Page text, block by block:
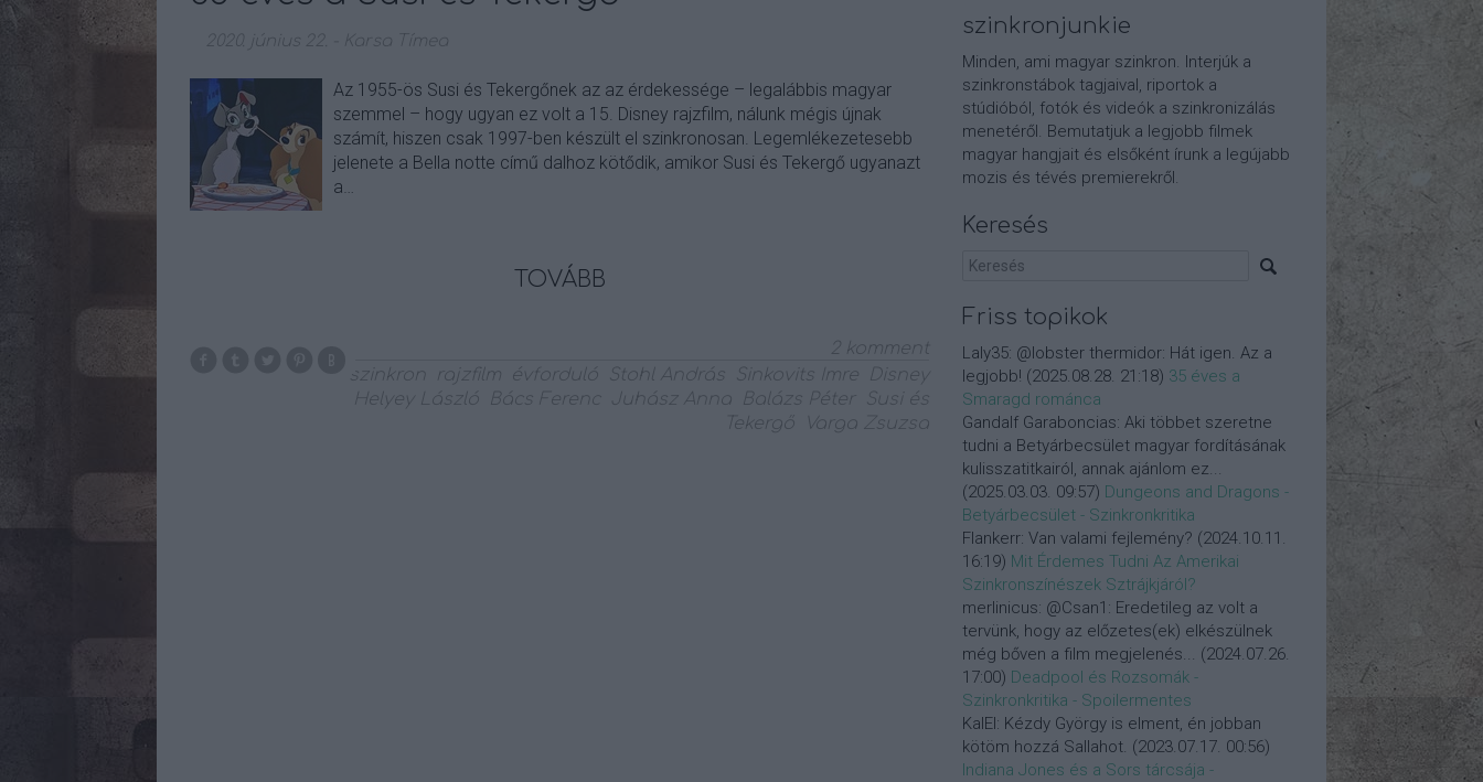
2020. június 22. Karsa Tímea
Az 1955-ös Susi és Tekergőnek az az érdekessége – legalábbis magyar
szemmel – hogy ugyan ez volt a 15. Disney rajzfilm, nálunk mégis újnak
számít, hiszen csak 1997-ben készült el szinkronosan. Legemlékezetesebb
jelenete a Bella notte című dalhoz kötődik, amikor Susi és Tekergő ugyanazt
a…
TOVÁBB
2 komment
szinkron
rajzfilm évforduló Stohl András Sinkovits Imre
Disney
Helyey László
Bács Ferenc Juhász Anna Balázs Péter
Susi és
Tekergő
Varga Zsuzsa
szinkronjunkie
Minden, ami magyar szinkron. Interjúk a
szinkronstábok tagjaival, riportok a
stúdióból, fotók és videók a szinkronizálás
menetéről. Bemutatjuk a legjobb filmek
magyar hangjait és elsőként írunk a legújabb
mozis és tévés premierekről.
Keresés
Friss topikok
Laly35: @lobster thermidor: Hát igen. Az a
legjobb! (2025.08.28. 21:18) 35 éves a
Smaragd románca
Gandalf Garaboncias: Aki többet szeretne
tudni a Betyárbecsület magyar fordításának
kulisszatitkairól, annak ajánlom ez...
(2025.03.03. 09:57) Dungeons and Dragons -
Betyárbecsület - Szinkronkritika
Flankerr: Van valami fejlemény? (2024.10.11.
16:19) Mit Érdemes Tudni Az Amerikai
Szinkronszínészek Sztrájkjáról?
merlinicus: @Csan1: Eredetileg az volt a
tervünk, hogy az előzetes(ek) elkészülnek
még bőven a film megjelenés... (2024.07.26.
17:00) Deadpool és Rozsomák -
Szinkronkritika - Spoilermentes
KalEl: Kézdy György is elment, én jobban
kötöm hozzá Sallahot. (2023.07.17. 00:56)
Indiana Jones és a Sors tárcsája -